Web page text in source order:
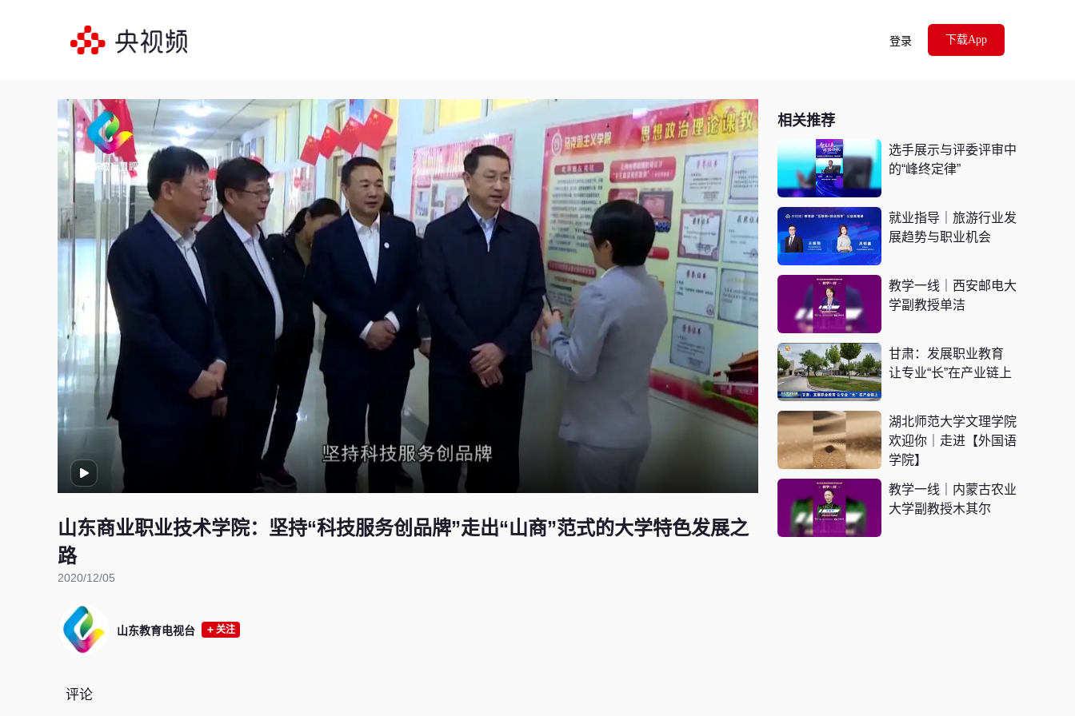
登录 下载App
山东商业职业技术学院：坚持“科技服务创品牌”走出“山商”范式的大学特色发展之
路
2020/12/05
山东教育电视台 关注
评论
相关推荐
选手展示与评委评审中
的“峰终定律”
就业指导｜旅游行业发
展趋势与职业机会
教学一线｜西安邮电大
学副教授单洁
甘肃：发展职业教育
让专业“长”在产业链上
湖北师范大学文理学院
欢迎你｜走进【外国语
学院】
教学一线｜内蒙古农业
大学副教授木其尔